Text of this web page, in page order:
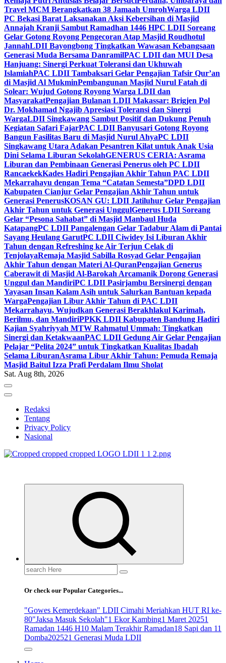
Travel MCM Berangkatkan 38 Jamaah UmrohWarga LDII
PC Bekasi Barat Laksanakan Aksi Kebersihan di Masjid
Annajah Kranji Sambut Ramadhan 1446 HPC LDII Soreang
Gelar Gotong Royong Pengecoran Atap Masjid Roudhotul
JannahLDII Bayongbong Tingkatkan Wawasan Kebangsaan
Generasi Muda Bersama DanramilPAC LDII dan MUI Desa
Hanjuang: Sinergi Perkuat Toleransi dan Ukhuwah
IslamiahPAC LDII Tambaksari Gelar Pengajian Tafsir Qur’an
di Masjid Al MukminPembangunan Masjid Nurul Fatah di
Solear: Wujud Gotong Royong Warga LDII dan
MasyarakatPengajian Bulanan LDII Makassar: Brigjen Pol
Dr. Mokhamad Ngajib Apresiasi Toleransi dan Sinergi
WargaLDII Singkawang Sambut Positif dan Dukung Penuh
Kegiatan Safari FajarPAC LDII Banyusari Gotong Royong
Bangun Fasilitas Baru di Masjid Nurul AhyaPC LDII
Singkawang Utara Adakan Pesantren Kilat untuk Anak Usia
Dini Selama Liburan SekolahGENERUS CERIA: Asrama
Liburan dan Pembinaan Generasi Penerus oleh PC LDII
RancaekekKades Hadiri Pengajian Akhir Tahun PAC LDII
Mekarrahayu dengan Tema “Catatan Semesta”DPD LDII
Kabupaten Cianjur Gelar Pengajian Akhir Tahun untuk
Generasi PenerusKOSAN GU: LDII Jatiluhur Gelar Pengajian
Akhir Tahun untuk Generasi UnggulGenerus LDII Soreang
Gelar “Pesona Sahabat” di Masjid Manbaul Huda
KatapangPC LDII Pangalengan Gelar Tadabur Alam di Pantai
Sayang Heulang GarutPC LDII Ciwidey Isi Liburan Akhir
Tahun dengan Refreshing ke Air Terjun Celak di
TenjolayaRemaja Masjid Sabilla Rosyad Gelar Pengajian
Akhir Tahun dengan Materi Al-QuranPengajian Generus
Caberawit di Masjid Al-Barokah Arcamanik Dorong Generasi
Unggul dan MandiriPC LDII Pasirjambu Bersinergi dengan
Yayasan Insan Kalam Asih untuk Salurkan Bantuan kepada
WargaPengajian Libur Akhir Tahun di PAC LDII
Mekarrahayu, Wujudkan Generasi Berakhlakul Karimah,
Berilmu, dan MandiriPPKK LDII Kabupaten Bandung Hadiri
Kajian Syahriyyah MTW Rahmatul Ummah: Tingkatkan
Sinergi dan KetakwaanPAC LDII Gedung Air Gelar Pengajian
Pelajar “Pelita 2024” untuk Tingkatkan Kualitas Ibadah
Selama LiburanAsrama Libur Akhir Tahun: Pemuda Remaja
Masjid Baitul Izza Prafi Perdalam Ilmu Sholat
Sat. Aug 8th, 2026
Redaksi
Tentang
Privacy Policy
Nasional
Search
for:
Or check our Popular Categories...
"Gowes Kemerdekaan" LDII Cimahi Meriahkan HUT RI ke-
80"Jaksa Masuk Sekolah"1 Ekor Kambing1 Maret 20251
Ramadan 1446 H10 Malam Terakhir Ramadan18 Sapi dan 11
Domba202521 Generasi Muda LDII